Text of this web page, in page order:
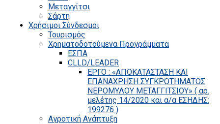
Μεταγγίτσι
Σάρτη
Χρήσιμοι Σύνδεσμοι
Τουρισμός
Χρηματοδοτούμενα Προγράμματα
ΕΣΠΑ
CLLD/LEADER
ΕΡΓΟ : «ΑΠΟΚΑΤΑΣΤΑΣΗ ΚΑΙ
ΕΠΑΝΑΧΡΗΣΗ ΣΥΓΚΡΟΤΗΜΑΤΟΣ
ΝΕΡΟΜΥΛΟΥ ΜΕΤΑΓΓΙΤΣΙΟΥ» ( αρ.
μελέτης 14/2020 και α/α ΕΣΗΔΗΣ:
199276 )
Αγροτική Ανάπτυξη